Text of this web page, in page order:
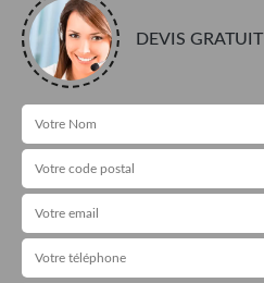
DEVIS GRATUIT